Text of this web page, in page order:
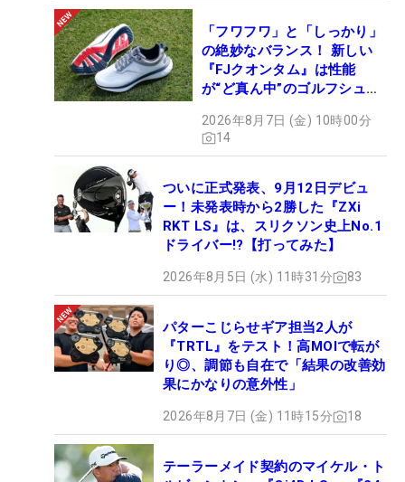
「フワフワ」と「しっかり」
の絶妙なバランス！ 新しい
『FJクオンタム』は性能
が“ど真ん中”のゴルフシュー
2026年8月7日 (金) 10時00分
14
ついに正式発表、9月12日デビュ
ー！未発表時から2勝した『ZXi
RKT LS』は、スリクソン史上No.1
ドライバー!?【打ってみた】
2026年8月5日 (水) 11時31分 83
パターこじらせギア担当2人が
『TRTL』をテスト！高MOIで転が
り◎、調節も自在で「結果の改善効
果にかなりの意外性」
2026年8月7日 (金) 11時15分 18
テーラーメイド契約のマイケル・ト